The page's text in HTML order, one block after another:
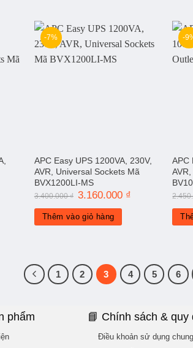
-7%
APC Easy UPS 1200VA, 230V,
AVR, Universal Sockets Mã
BVX1200LI-MS
3.400.000₫ Giá
là:
3.400.000 ₫.
3.160.000 ₫
3.160.000 ₫.
Thêm vào giỏ hàng
-
APC
1 2 3 4 5 6
phẩm 📘 Chính sách & quy
Điều khoản sử dụng chung